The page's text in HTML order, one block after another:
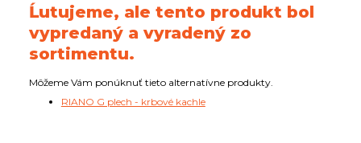
Ĺutujeme, ale tento produkt bol
vypredaný a vyradený zo
sortimentu.
Môžeme Vám ponúknuť tieto alternatívne produkty.
RIANO G plech - krbové kachle